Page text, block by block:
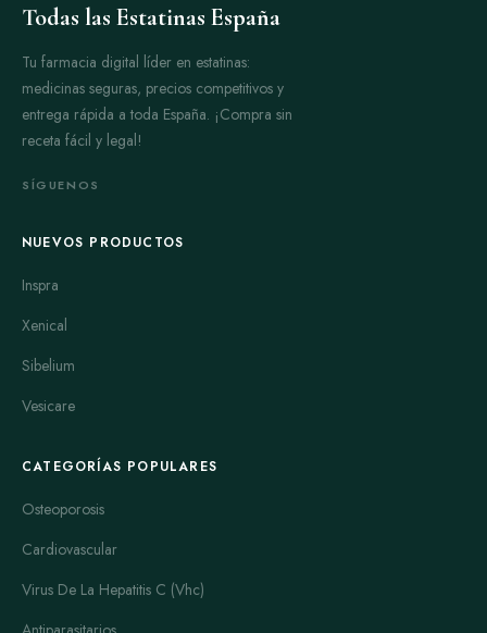
Todas las Estatinas España
Tu farmacia digital líder en estatinas:
medicinas seguras, precios competitivos y
entrega rápida a toda España. ¡Compra sin
receta fácil y legal!
SÍGUENOS
NUEVOS PRODUCTOS
Inspra
Xenical
Sibelium
Vesicare
CATEGORÍAS POPULARES
Osteoporosis
Cardiovascular
Virus De La Hepatitis C (Vhc)